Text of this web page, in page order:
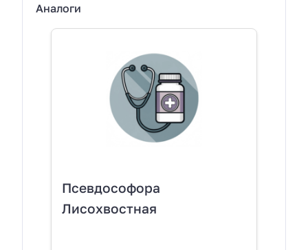
Аналоги
Псевдософора
Лисохвостная